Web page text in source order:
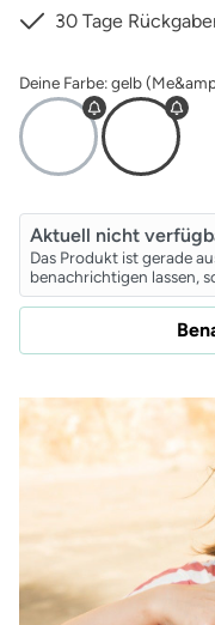
30 Tage
Deine Farbe: gelb
Aktuell nicht
Das Produkt ist gerade
benachrichtigen lassen,